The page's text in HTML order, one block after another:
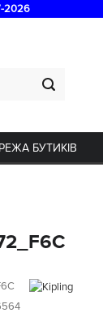
2026
БУТИКІВ